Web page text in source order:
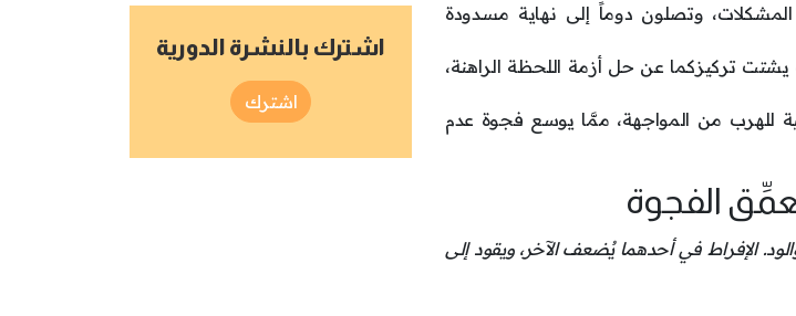
وتصلون دوماً إلى نهاية مسدودة
تركيزكما عن حل أزمة اللحظة الراهنة،
للهرب من المواجهة، ممَّا يوسع فجوة عدم
الفجوة
الإفراط في أحدهما يُضعف الآخر، ويقود إلى
اشترك بالنشرة الدورية
اشترك